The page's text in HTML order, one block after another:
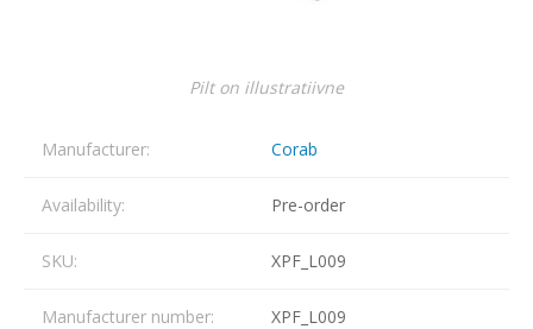
Pilt on illustratiivne
Manufacturer: Corab
Availability: Pre-order
SKU: XPF_L009
Manufacturer number: XPF_L009